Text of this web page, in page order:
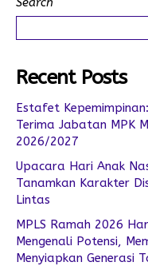
Recent Posts
Estafet
Terima Jabatan MPK
2026/2027
Upacara Hari Anak
Tanamkan Karakter
Lintas
MPLS Ramah 2026
Mengenali Potensi,
Menyiapkan Generasi